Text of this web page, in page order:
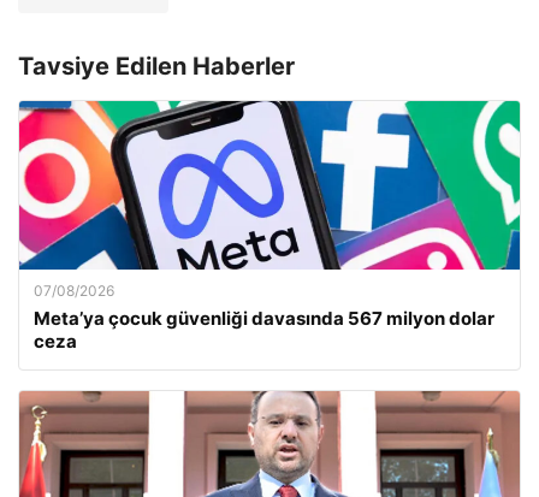
Tavsiye Edilen Haberler
07/08/2026
Meta’ya çocuk güvenliği davasında 567 milyon dolar
ceza